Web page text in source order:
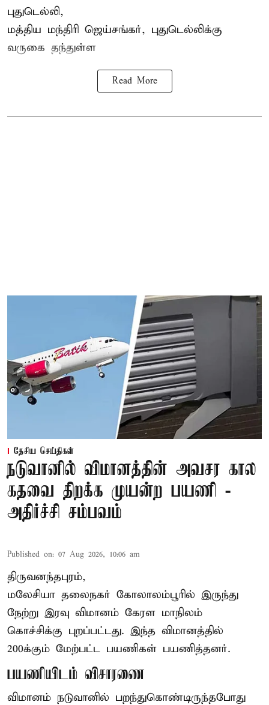
புதுடெல்லி,
மத்திய மந்திரி ஜெய்சங்கர், புதுடெல்லிக்கு
வருகை தந்துள்ள
Read More
தேசிய செய்திகள்
நடுவானில் விமானத்தின் அவசர கால
கதவை திறக்க முயன்ற பயணி -
அதிர்ச்சி சம்பவம்
Published on: 07 Aug 2026, 10:06 am
திருவனந்தபுரம்,
மலேசியா தலைநகர் கோலாலம்பூரில் இருந்து
நேற்று இரவு விமானம் கேரள மாநிலம்
கொச்சிக்கு புறப்பட்டது. இந்த விமானத்தில்
200க்கும் மேற்பட்ட பயணிகள் பயணித்தனர்.
பயணியிடம் விசாரணை
விமானம் நடுவானில் பறந்துகொண்டிருந்தபோது